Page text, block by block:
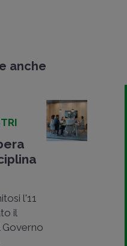
anche
l'11
il
Governo